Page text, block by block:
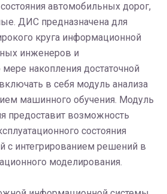
автомобильных дорог,
ДИС предназначена для
круга информационной
инженеров и
накопления достаточной
в себя модуль анализа
машинного обучения. Модуль
предоставит возможность
состояния
с интегрированием решений в
моделирования.